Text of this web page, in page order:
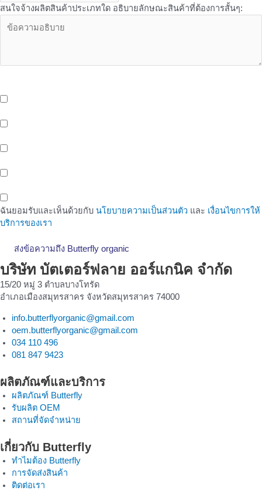
สนใจจ้างผลิตสินค้าประเภทใด อธิบายลักษณะสินค้าที่ต้องการสั้นๆ:
ฉันยอมรับและเห็นด้วยกับ นโยบายความเป็นส่วนตัว และ เงื่อนไขการให้
บริการของเรา
ส่งข้อความถึง Butterfly organic
บริษัท บัตเตอร์ฟลาย ออร์แกนิค จำกัด
15/20 หมู่ 3 ตำบลบางโทรัด
อำเภอเมืองสมุทรสาคร จังหวัดสมุทรสาคร 74000
info.butterflyorganic@gmail.com
oem.butterflyorganic@gmail.com
034 110 496
081 847 9423
ผลิตภัณฑ์และบริการ
ผลิตภัณฑ์ Butterfly
รับผลิต OEM
สถานที่จัดจำหน่าย
เกี่ยวกับ Butterfly
ทำไมต้อง Butterfly
การจัดส่งสินค้า
ติดต่อเรา